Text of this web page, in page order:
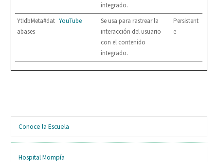
integrado.
YtIdbMeta#dat
abases
YouTube
Se usa para rastrear la
interacción del usuario
con el contenido
integrado.
Persistent
e
Conoce la Escuela
Hospital Mompía